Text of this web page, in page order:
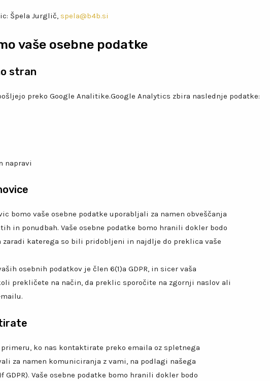
Špela Jurglič, spela@b4b.si
vaše osebne podatke
stran
preko Google Analitike.Google Analytics zbira naslednje podatke:
napravi
bomo vaše osebne podatke uporabljali za namen obveščanja
in ponudbah. Vaše osebne podatke bomo hranili dokler bodo
zaradi katerega so bili pridobljeni in najdlje do preklica vaše
osebnih podatkov je člen 6(1)a GDPR, in sicer vaša
prekličete na način, da preklic sporočite na zgornji naslov ali
primeru, ko nas kontaktirate preko emaila oz spletnega
za namen komuniciranja z vami, na podlagi našega
GDPR). Vaše osebne podatke bomo hranili dokler bodo